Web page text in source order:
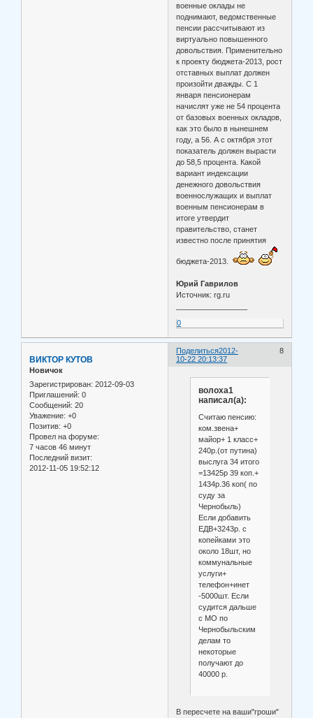
военные оклады не
поднимают, ведомственные
пенсии рассчитывают из
виртуально повышенного
довольствия. Применительно
к проекту бюджета-2013, рост
отставных выплат должен
произойти дважды. С 1
января пенсионерам
начислят уже не 54 процента
от базовых военных окладов,
как это было в нынешнем
году, а 56. А с октября этот
показатель должен вырасти
до 58,5 процента. Какой
вариант индексации
денежного довольствия
военнослужащих и выплат
военным пенсионерам в
итоге утвердит
правительство, станет
известно после принятия
бюджета-2013.
Юрий Гаврилов
Источник: rg.ru
0
Поделиться 8
2012-
10-22 20:13:37
ВИКТОР КУТОВ
Новичок
Зарегистрирован: 2012-09-03
Приглашений: 0
Сообщений: 20
Уважение: +0
Позитив: +0
Провел на форуме:
7 часов 46 минут
Последний визит:
2012-11-05 19:52:12
волоха1
написал(а):
Считаю пенсию:
ком.звена+
майор+ 1 класс+
240р.(от путина)
выслуга 34 итого
=13425р 39 коп.+
1434р.36 коп( по
суду за
Чернобыль)
Если добавить
ЕДВ+3243р. с
копейками это
около 18шт, но
коммунальные
услуги+
телефон+инет
-5000шт. Если
судится дальше
с МО по
Чернобыльским
делам то
некоторые
получают до
40000 р.
В пересчете на ваши"гроши"